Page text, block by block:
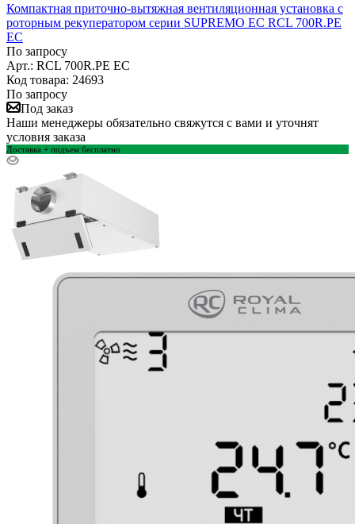
Компактная приточно-вытяжная вентиляционная установка с
роторным рекуператором серии SUPREMO EC RCL 700R.PE
EC
По запросу
Арт.: RCL 700R.PE EC
Код товара: 24693
По запросу
Под заказ
Наши менеджеры обязательно свяжутся с вами и уточнят
условия заказа
Доставка + подъем бесплатно